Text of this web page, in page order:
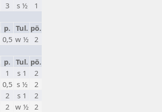
3 s ½
1
p. Tul. pö.
0,5 w ½ 2
p. Tul. pö.
1 s 1
2
0,5 s ½
2
2 s 1
2
2 w ½ 2